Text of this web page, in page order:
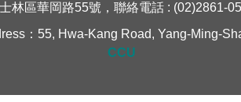
林區華岡路55號，聯絡電話 : (02)2861-
：55, Hwa-Kang Road, Yang-Ming-
CCU